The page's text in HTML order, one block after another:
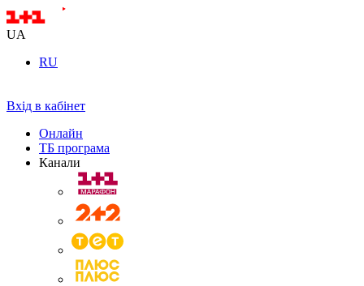
UA
RU
Вхід в кабінет
Онлайн
ТБ програма
Канали